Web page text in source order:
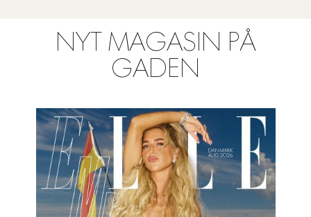
NYT MAGASIN PÅ
GADEN